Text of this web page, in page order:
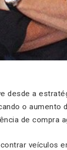
desde a
o aumento
de compra
veículos